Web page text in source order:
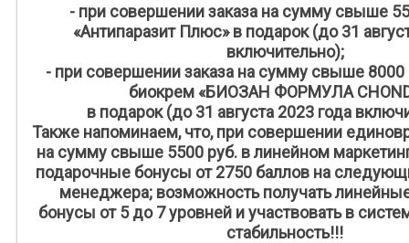
- при совершении заказа на сумму свыше
«Антипаразит Плюс» в подарок (до 31
включительно);
- при совершении заказа на сумму свыше 8000
биокрем «БИОЗАН ФОРМУЛА
в подарок (до 31 августа 2023 года
Также напоминаем, что, при совершении
на сумму свыше 5500 руб. в линейном
подарочные бонусы от 2750 баллов на
менеджера; возможность получать
бонусы ‪от 5 до 7‬ уровней и участвовать в
стабильность!!!